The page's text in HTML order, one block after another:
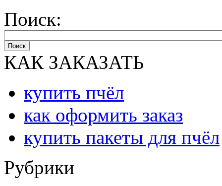
Поиск:
Поиск
КАК ЗАКАЗАТЬ
купить пчёл
как оформить заказ
купить пакеты для пчёл
Рубрики